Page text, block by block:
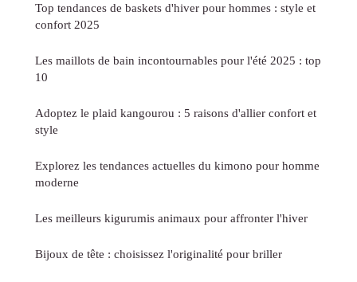
Top tendances de baskets d'hiver pour hommes : style et
confort 2025
Les maillots de bain incontournables pour l'été 2025 : top
10
Adoptez le plaid kangourou : 5 raisons d'allier confort et
style
Explorez les tendances actuelles du kimono pour homme
moderne
Les meilleurs kigurumis animaux pour affronter l'hiver
Bijoux de tête : choisissez l'originalité pour briller